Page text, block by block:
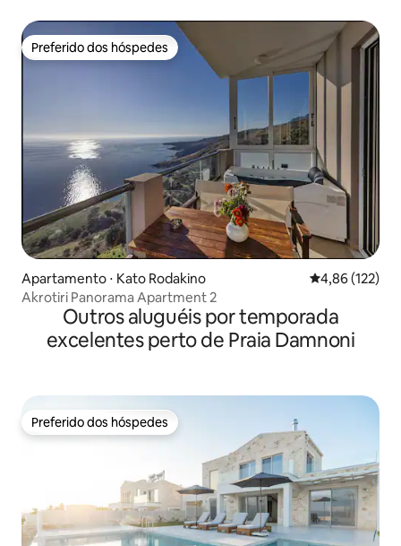
Preferido dos hóspedes
Preferido dos hóspedes
Apartamento ⋅ Kato Rodakino 4,86 de uma
4,86 (122)
Akrotiri Panorama Apartment 2
Outros aluguéis por temporada
excelentes perto de Praia Damnoni
Preferido dos hóspedes
Preferido dos hóspedes